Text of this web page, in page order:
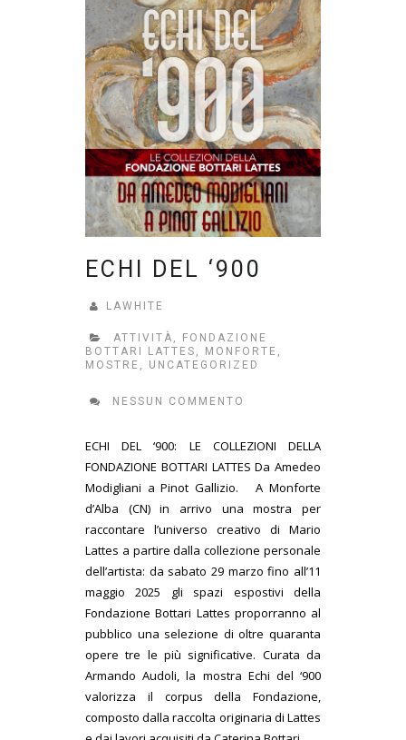
ECHI DEL ‘900
LAWHITE
ATTIVITÀ ,
FONDAZIONE
BOTTARI LATTES , MONFORTE ,
MOSTRE , UNCATEGORIZED
NESSUN COMMENTO
ECHI DEL ‘900: LE COLLEZIONI DELLA
FONDAZIONE BOTTARI LATTES Da Amedeo
Modigliani a Pinot Gallizio. A Monforte
d’Alba (CN) in arrivo una mostra per
raccontare l’universo creativo di Mario
Lattes a partire dalla collezione personale
dell’artista: da sabato 29 marzo fino all’11
maggio 2025 gli spazi espostivi della
Fondazione Bottari Lattes proporranno al
pubblico una selezione di oltre quaranta
opere tre le più significative. Curata da
Armando Audoli, la mostra Echi del ‘900
valorizza il corpus della Fondazione,
composto dalla raccolta originaria di Lattes